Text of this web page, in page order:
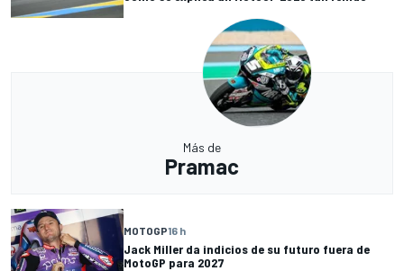
Más de
Pramac
MOTOGP16 h
Jack Miller da indicios de su futuro fuera de
MotoGP para 2027